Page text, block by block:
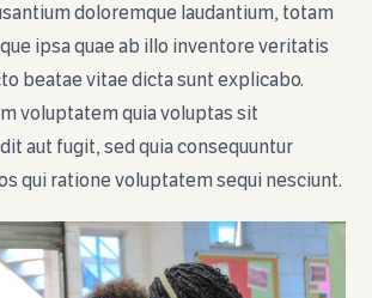
doloremque laudantium, totam
ipsa quae ab illo inventore veritatis
beatae vitae dicta sunt explicabo.
voluptatem quia voluptas sit
aut fugit, sed quia consequuntur
qui ratione voluptatem sequi nesciunt.